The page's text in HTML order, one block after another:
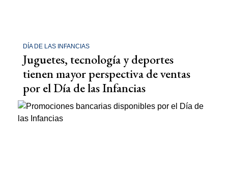
DÍA DE LAS INFANCIAS
Juguetes, tecnología y deportes
tienen mayor perspectiva de ventas
por el Día de las Infancias